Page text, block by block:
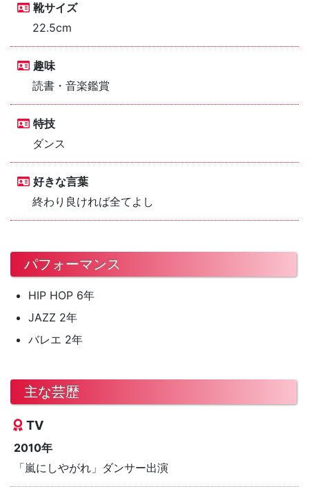
靴サイズ
22.5cm
趣味
読書・音楽鑑賞
特技
ダンス
好きな言葉
終わり良ければ全てよし
パフォーマンス
HIP HOP 6年
JAZZ 2年
バレエ 2年
主な芸歴
TV
2010年
「嵐にしやがれ」ダンサー出演